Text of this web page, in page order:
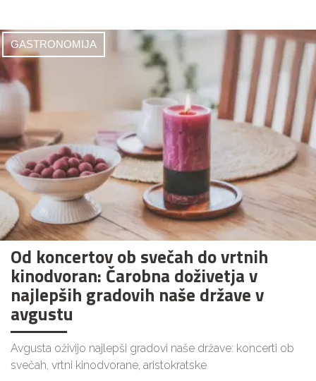
GASTRONOMIJA
Od koncertov ob svečah do vrtnih
kinodvoran: Čarobna doživetja v
najlepših gradovih naše države v
avgustu
Avgusta oživijo najlepši gradovi naše države: koncerti ob
svečah, vrtni kinodvorane, aristokratske